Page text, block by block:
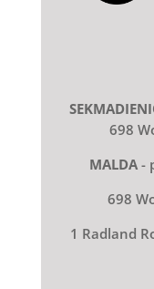
698
MALDA-
698
1 Radland